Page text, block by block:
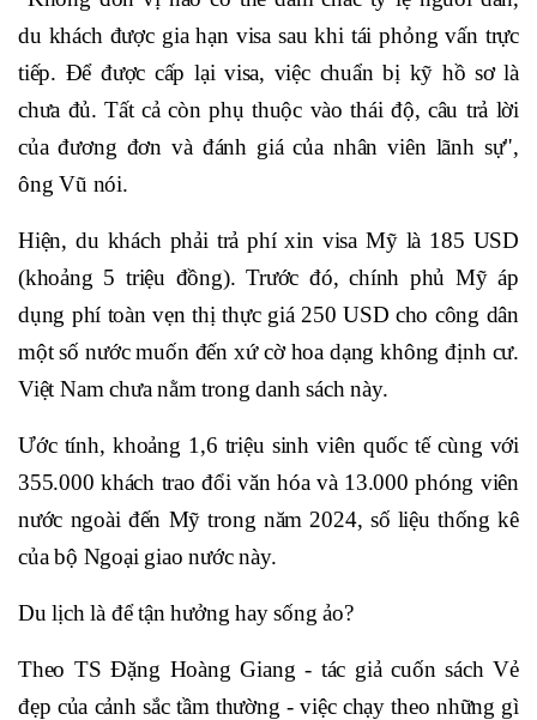
du khách được gia hạn visa sau khi tái phỏng vấn trực
tiếp. Để được cấp lại visa, việc chuẩn bị kỹ hồ sơ là
chưa đủ. Tất cả còn phụ thuộc vào thái độ, câu trả lời
của đương đơn và đánh giá của nhân viên lãnh sự",
ông Vũ nói.
Hiện, du khách phải trả phí xin visa Mỹ là 185 USD
(khoảng 5 triệu đồng). Trước đó, chính phủ Mỹ áp
dụng phí toàn vẹn thị thực giá 250 USD cho công dân
một số nước muốn đến xứ cờ hoa dạng không định cư.
Việt Nam chưa nằm trong danh sách này.
Ước tính, khoảng 1,6 triệu sinh viên quốc tế cùng với
355.000 khách trao đổi văn hóa và 13.000 phóng viên
nước ngoài đến Mỹ trong năm 2024, số liệu thống kê
của bộ Ngoại giao nước này.
Du lịch là để tận hưởng hay sống ảo?
Theo TS Đặng Hoàng Giang - tác giả cuốn sách Vẻ
đẹp của cảnh sắc tầm thường - việc chạy theo những gì